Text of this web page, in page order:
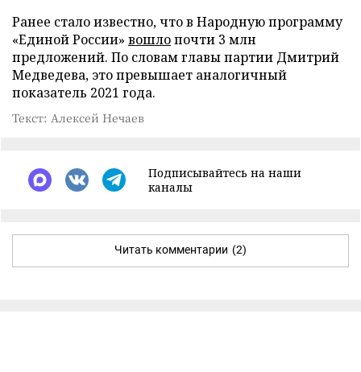
Ранее стало известно, что в Народную программу
«Единой России» вошлопочти 3 млн
предложений. По словам главы партии Дмитрий
Медведева, это превышает аналогичный
показатель 2021 года.
Текст: Алексей Нечаев
Подписывайтесь на наши
каналы
Читать комментарии (2)